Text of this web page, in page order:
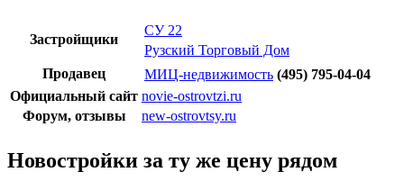
Застройщики
СУ 22
Рузский Торговый Дом
Продавец
МИЦ-недвижимость (495) 795-04-04
Официальный сайт novie-ostrovtzi.ru
Форум, отзывы
new-ostrovtsy.ru
Новостройки за ту же цену рядом